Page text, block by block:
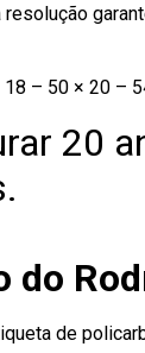
– 50 × 20 –
20
do
de